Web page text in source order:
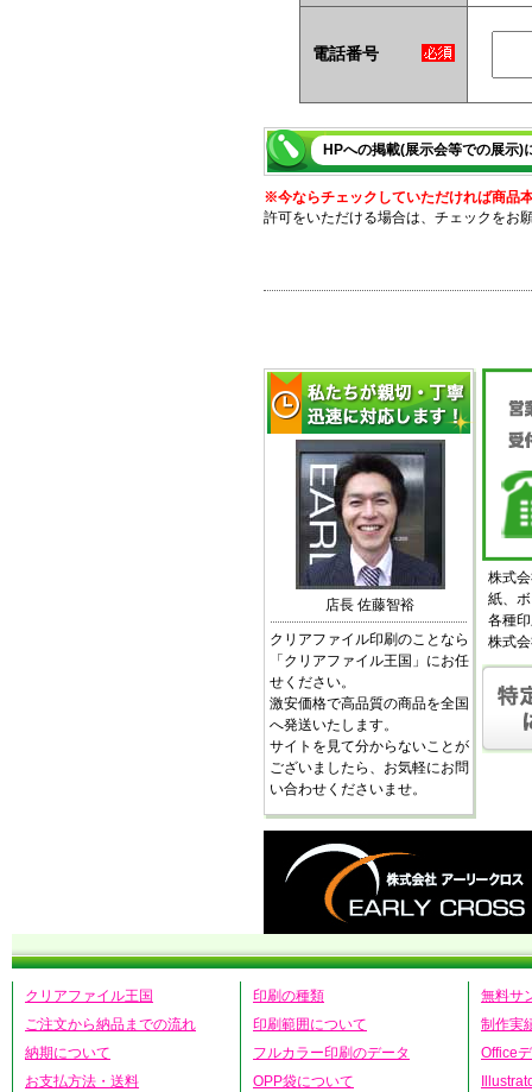
電話番号
HPへの掲載(展示会等での展示)
※今ならチェックしていただければ商品
許可をいただける場合は、チェックをお
店長 佐藤智裕
クリアファイル印刷のことなら
「クリアファイル王国」にお任
せください。
激安価格で高品質の商品を全国
へ発送いたします。
サイトを見て分からないことが
ございましたら、お気軽にお問
い合わせくださいませ。
株式
紙、
各種
株式
クリアファイル王国
ご注文から納品までの流れ
納期について
お支払方法・送料
印刷の種類
印刷範囲について
フルカラー印刷のデータ
OPP袋について
無料サ
制作実
Office